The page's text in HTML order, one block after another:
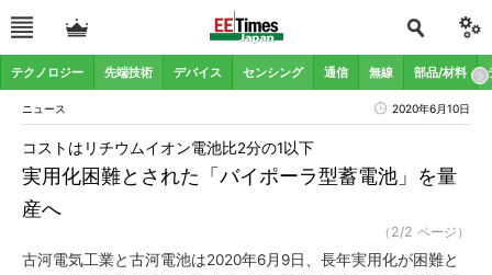
テクノロジー 先端技術 デバイス センシング 通信 無線 部品/材料
ニュース 2020年6月10日
実用化困難とされた「バイポーラ型蓄電池」を量
産へ
コストはリチウムイオン電池比2分の1以下
（2/2 ページ）
古河電気工業と古河電池は2020年6月9日、長年実用化が困難と